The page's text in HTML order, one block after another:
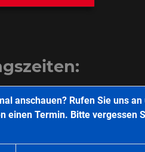
anschauen? Rufen Sie uns an
einen Termin. Bitte vergessen